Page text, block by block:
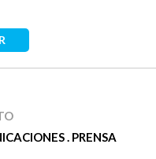
. PRENSA